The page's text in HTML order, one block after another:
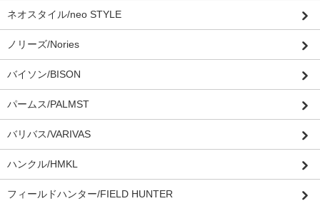
ネオスタイル/neo STYLE
ノリーズ/Nories
バイソン/BISON
パームス/PALMST
バリバス/VARIVAS
ハンクル/HMKL
フィールドハンター/FIELD HUNTER